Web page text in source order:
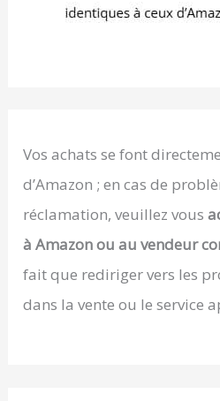
Vos achats se font
d’Amazon ; en cas de
réclamation, veuillez vous
à Amazon ou au vendeur
fait que rediriger vers les
dans la vente ou le service